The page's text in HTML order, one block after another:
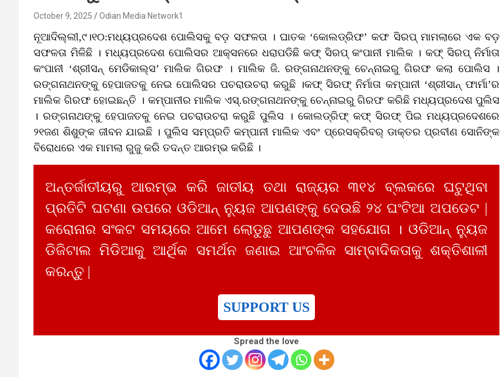
October 9, 2025 Odian Media Network1
ନୂଆଦିଲ୍ଲୀ,୯।୧୦:ମଧ୍ୟପ୍ରଦେଶ ପୋଲିସକୁ ବଡ଼ ସଫଳତା । ଘାତକ ‘କୋଲଡ୍ରିଫ’ କଫ ସିରପ୍ ମାମଲାରେ ଏକ ବଡ଼
ସଫଳତା ମିଳିଛି । ମଧ୍ୟପ୍ରଦେଶ ପୋଲିସର ଆକ୍ସନରେ ଧରାପଡିଛି କଫ୍‌ ସିରପ୍ କଂପାନୀ ମାଲିକ । କଫ୍‌ ସିରପ୍ ନିର୍ମାତା
କଂପାନୀ ‘ଶ୍ରୀସନ୍ ମେଡିକାଲ୍ସ’ ମାଲିକ ଗିରଫ । ମାଲିକ ଜି. ରଙ୍ଗନାଥନଙ୍କୁ ଚେନ୍ନାଇରୁ ଗିରଫ କଲା ପୋଲିସ ।
ରଙ୍ଗନାଥନଙ୍କୁ ହେପାଜତକୁ ନେଇ ପୋଲିସର ପଚରାଉଚରା କରୁଛି ।କଫ୍‍ ସିରଫ୍‍ ନିର୍ମାତା କମ୍ପାନୀ ‘ଶ୍ରୀସାନ୍‍ ଫାର୍ମା’ର
ମାଲିକ ଗିରଫ ହୋଇଛନ୍ତି । କମ୍ପାନୀର ମାଲିକ ଏସ୍‍.ରଙ୍ଗନାଥନଙ୍କୁ ଚେନ୍ନାଇରୁ ଗିରଫ କରିଛି ମଧ୍ୟପ୍ରଦେଶ ପୁଲିସ
। ରଙ୍ଗନାଥଙ୍କୁ ହେପାଜତକୁ ନେଇ ପଚରାଉଚରା କରୁଛି ପୁଲିସ । କୋଲଡ୍ରିଫ୍‍ କଫ୍‍ ସିରଫ୍‍ ପିଇ ମଧ୍ୟପ୍ରଦେଶରେ
୨୧ଜଣ ଶିଶୁଙ୍କ ଜୀବନ ଯାଇଛି । ପୁଲିସ ସମ୍ପ୍ରତି କମ୍ପାନୀ ମାଲିକ ଏବଂ ପ୍ରେସକ୍ରିବର୍‍ ଡାକ୍ତର ପ୍ରବୀଣ ସୋନିଙ୍କ
ବିରୋଧରେ ଏକ ମାମଲା ରୁଜୁ କରି ତଦନ୍ତ ଆରମ୍ଭ କରିଛି ।
ଅନ୍ତର୍ଜାତୀୟରୁ ଆରମ୍ଭ କରି ଜାତୀୟ ତଥା ରାଜ୍ୟର ୩୧୪ ବ୍ଲକରେ ଘଟୁଥିବା
ପ୍ରତିଟି ଘଟଣା ଉପରେ ଓଡିଆନ୍ ନ୍ୟୁଜ ଆପଣଙ୍କୁ ଦେଉଛି ୨୪ ଘଂଟିଆ ଅପଡେଟ |
କରୋନାର ସଂକଟ ସମୟରେ ଆମେ ଲୋଡୁଛୁ ଆପଣଙ୍କ ସହଯୋଗ । ଓଡିଆନ୍ ନ୍ୟୁଜ
ଡିଜିଟାଲ ମିଡିଆକୁ ଆର୍ଥିକ ସମର୍ଥନ ଜଣାଇ ଆଂଚଳିକ ସାମ୍ବାଦିକତାକୁ ଶକ୍ତିଶାଳୀ
କରନ୍ତୁ |
SUPPORT US
Spread the love